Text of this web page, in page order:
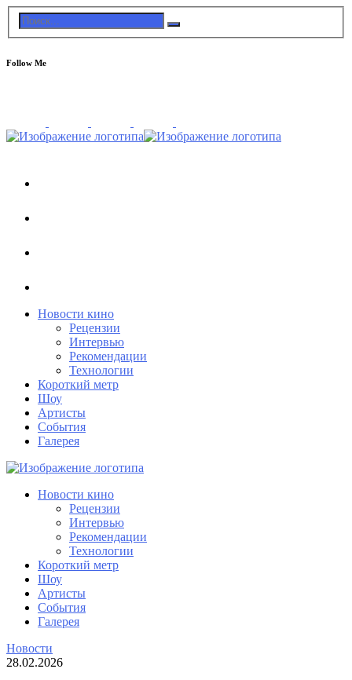
Follow Me
Новости кино
Рецензии
Интервью
Рекомендации
Технологии
Короткий метр
Шоу
Артисты
События
Галерея
Новости кино
Рецензии
Интервью
Рекомендации
Технологии
Короткий метр
Шоу
Артисты
События
Галерея
Новости
28.02.2026